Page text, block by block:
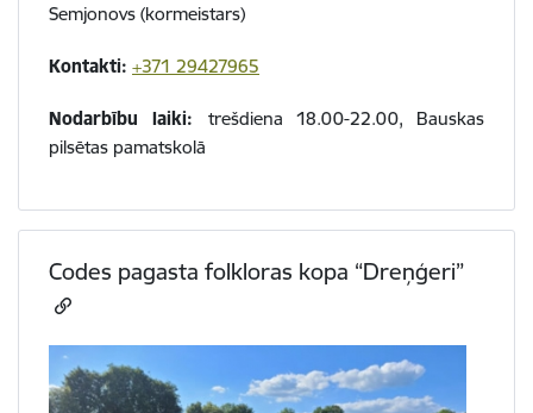
Semjonovs (kormeistars)
Kontakti: +371 29427965
Nodarbību laiki: trešdiena 18.00-22.00, Bauskas
pilsētas pamatskolā
Codes pagasta folkloras kopa “Dreņģeri”